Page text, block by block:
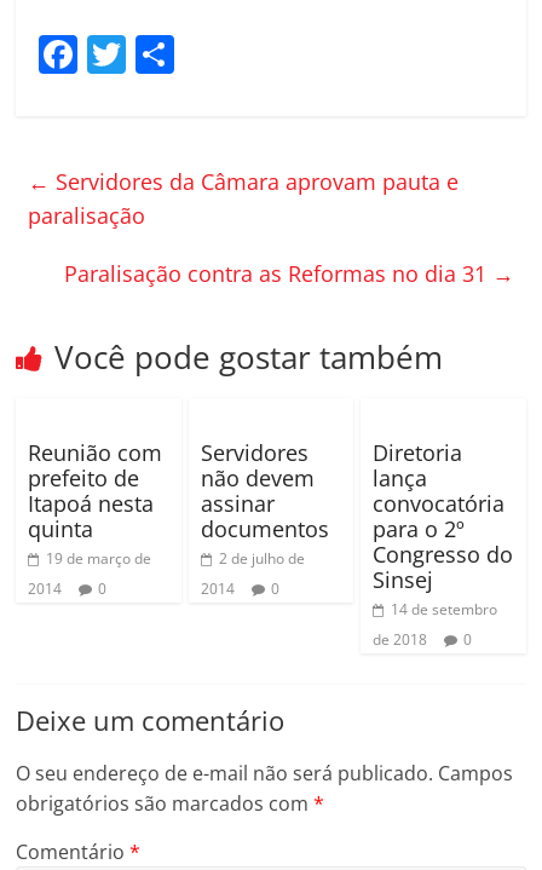
F
e
b
o
T
er p
h
← Servidores da Câmara aprovam pauta e
paralisação
Paralisação contra as Reformas no dia 31 →
Você pode gostar também
Reunião com
prefeito de
Itapoá nesta
quinta
19 de março de
2014
0
Servidores
não devem
assinar
documentos
2 de julho de
2014
0
Diretoria
lança
convocatória
para o 2º
Congresso do
Sinsej
14 de setembro
de 2018
0
Deixe um comentário
O seu endereço de e-mail não será publicado. Campos
obrigatórios são marcados com*
Comentário*